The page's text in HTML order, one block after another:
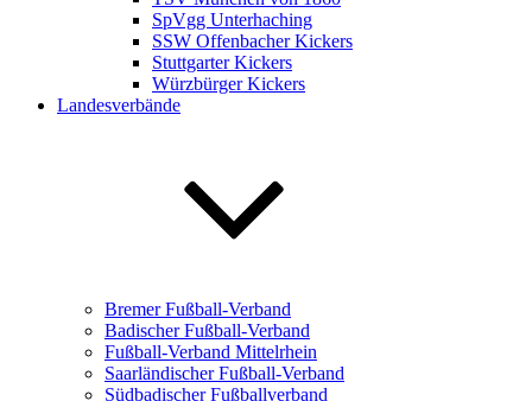
SpVgg Unterhaching
SSW Offenbacher Kickers
Stuttgarter Kickers
Würzbürger Kickers
Landesverbände
Bremer Fußball-Verband
Badischer Fußball-Verband
Fußball-Verband Mittelrhein
Saarländischer Fußball-Verband
Südbadischer Fußballverband